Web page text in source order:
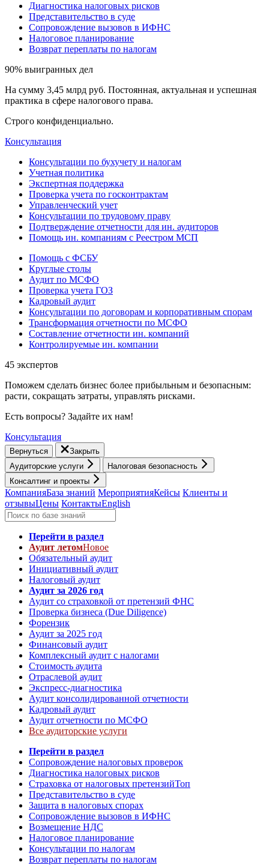
Диагностика налоговых рисков
Представительство в суде
Сопровождение вызовов в ИФНС
Налоговое планирование
Возврат переплаты по налогам
90% выигранных дел
На сумму 3,45 млрд руб. Постоянная, актуальная и успешная
практика в сфере налогового права.
Строго конфиденциально.
Консультация
Консультации по бухучету и налогам
Учетная политика
Экспертная поддержка
Проверка учета по госконтрактам
Управленческий учет
Консультации по трудовому праву
Подтверждение отчетности для ин. аудиторов
Помощь ин. компаниям с Реестром МСП
Помощь с ФСБУ
Круглые столы
Аудит по МСФО
Проверка учета ГОЗ
Кадровый аудит
Консультации по договорам и корпоративным спорам
Трансформация отчетности по МСФО
Составление отчетности ин. компаний
Контролируемые ин. компании
45 экспертов
Поможем сделать бизнес более прибыльным и безопасным:
расти, cокращать затраты, управлять рисками.
Есть вопросы? Задайте их нам!
Консультация
Вернуться
Закрыть
Аудиторские услуги
Налоговая безопасность
Консалтинг и проекты
КомпанияБаза знаний МероприятияКейсы Клиенты и
отзывыЦены КонтактыEnglish
Перейти в раздел
Аудит летомНовое
Обязательный аудит
Инициативный аудит
Налоговый аудит
Аудит за 2026 год
Аудит со страховкой от претензий ФНС
Проверка бизнеса (Due Diligence)
Форензик
Аудит за 2025 год
Финансовый аудит
Комплексный аудит с налогами
Стоимость аудита
Отраслевой аудит
Экспресс-диагностика
Аудит консолидированной отчетности
Кадровый аудит
Аудит отчетности по МСФО
Все аудиторские услуги
Перейти в раздел
Сопровождение налоговых проверок
Диагностика налоговых рисков
Страховка от налоговых претензийТоп
Представительство в суде
Защита в налоговых спорах
Сопровождение вызовов в ИФНС
Возмещение НДС
Налоговое планирование
Консультации по налогам
Возврат переплаты по налогам